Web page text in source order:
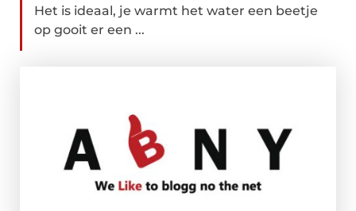
Het is ideaal, je warmt het water een beetje
op gooit er een ...